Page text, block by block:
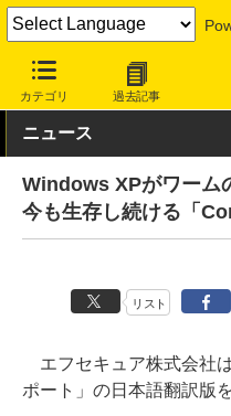
カテゴリ 過去記事
INTERNET Watch トピック
ニュース
Windows XPがワーム
今も生存し続ける「
リスト
エフセキュア株式会社
ポート」の日本語翻訳版